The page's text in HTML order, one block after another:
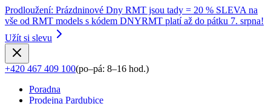
Prodloužení: Prázdninové Dny RMT jsou tady = 20 % SLEVA na
vše od RMT models s kódem DNYRMT platí až do pátku 7. srpna!
Užít si slevu
+420 467 409 100(po–pá: 8–16 hod.)
Poradna
Prodejna Pardubice